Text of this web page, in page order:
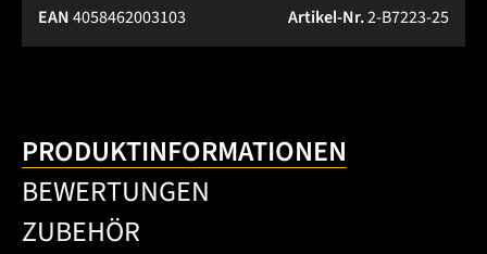
Artikel-Nr.2-B7223-25
EAN4058462003103
PRODUKTINFORMATIONEN
BEWERTUNGEN
ZUBEHÖR